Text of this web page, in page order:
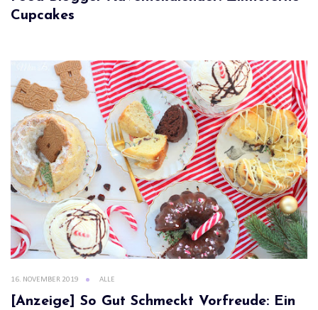
Cupcakes
16. NOVEMBER 2019 ALLE
[Anzeige] So Gut Schmeckt Vorfreude: Ein